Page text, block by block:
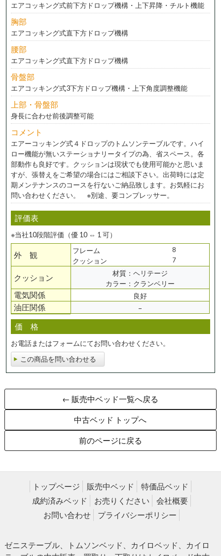
エアコッキング式前下方ドロップ機構・上下昇降・チルト機能
胸部
エアコッキング式直下方ドロップ機構
腰部
エアコッキング式直下方ドロップ機構
骨盤部
エアコッキング式3下方ドロップ機構・上下角度調整機能
上部・骨盤部
身長に合わせ前後調整可能
コメント
エアーコッキング式４ドロップのトムソンテーブルです。ハイ
ロー機能が無いステーショナリータイプの為、省スペース。各
部動作も良好です。クッションは現状でも使用可能かと思いま
すが、張替えをご希望の場合にはご相談下さい。出荷時には定
期メンテナンスのコースを行ないご納品致します。お気軽にお
問い合わせください。 ※別途、要コンプレッサー。
評価表
※当社10段階評価（優 10 ⇔ 1 可）
外 観 フレーム 8
クッション 7
クッション
材質：ヘリテージ
カラー：クランベリー
電気関係 良好
油圧関係 –
価 格
お電話またはフォームにてお問い合わせください。
この商品を問い合わせる
← 販売中ベッド一覧へ戻る
中古ベッド トップへ
前のページに戻る
トップページ 販売中ベッド
特価品ベッド
成約済みベッド
お売りください
会社概要
お問い合わせ
プライバシーポリシー
ゼニステーブル、トムソンベッド、カイロベッド、カイロ